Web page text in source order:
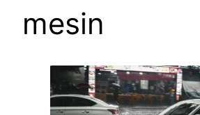
mesin